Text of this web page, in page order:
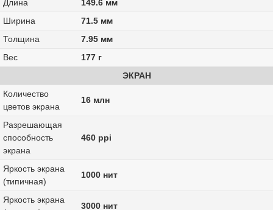
Длина
149.6 мм
Ширина
71.5 мм
Толщина
7.95 мм
Вес
177 г
ЭКРАН
Количество
цветов экрана
16 млн
Разрешающая
способность
экрана
460 ppi
Яркость экрана
(типичная)
1000 нит
Яркость экрана
3000 нит